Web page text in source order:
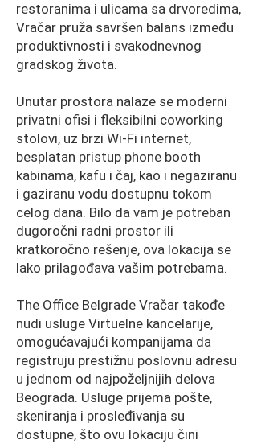
restoranima i ulicama sa drvoredima,
Vračar pruža savršen balans između
produktivnosti i svakodnevnog
gradskog života.
Unutar prostora nalaze se moderni
privatni ofisi i fleksibilni coworking
stolovi, uz brzi Wi-Fi internet,
besplatan pristup phone booth
kabinama, kafu i čaj, kao i negaziranu
i gaziranu vodu dostupnu tokom
celog dana. Bilo da vam je potreban
dugoročni radni prostor ili
kratkoročno rešenje, ova lokacija se
lako prilagođava vašim potrebama.
The Office Belgrade Vračar takođe
nudi usluge Virtuelne kancelarije,
omogućavajući kompanijama da
registruju prestižnu poslovnu adresu
u jednom od najpoželjnijih delova
Beograda. Usluge prijema pošte,
skeniranja i prosleđivanja su
dostupne, što ovu lokaciju čini